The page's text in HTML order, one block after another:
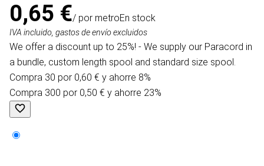
0,65 €/ por metroEn stock
IVA incluido, gastos de envío excluidos
We offer a discount up to 25%! - We supply our Paracord in
a bundle, custom length spool and standard size spool.
Compra 30 por 0,60 € y ahorre 8%
Compra 300 por 0,50 € y ahorre 23%